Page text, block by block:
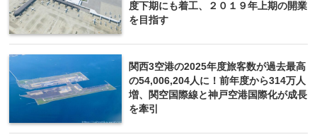
度下期にも着工、２０１９年上期の開業
を目指す
関西3空港の2025年度旅客数が過去最高
の54,006,204人に！前年度から314万人
増、関空国際線と神戸空港国際化が成長
を牽引